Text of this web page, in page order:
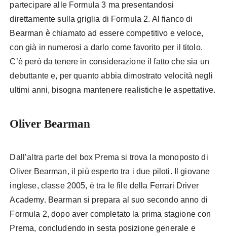
partecipare alle Formula 3 ma presentandosi
direttamente sulla griglia di Formula 2. Al fianco di
Bearman è chiamato ad essere competitivo e veloce,
con già in numerosi a darlo come favorito per il titolo.
C’è però da tenere in considerazione il fatto che sia un
debuttante e, per quanto abbia dimostrato velocità negli
ultimi anni, bisogna mantenere realistiche le aspettative.
Oliver Bearman
Dall’altra parte del box Prema si trova la monoposto di
Oliver Bearman, il più esperto tra i due piloti. Il giovane
inglese, classe 2005, è tra le file della Ferrari Driver
Academy. Bearman si prepara al suo secondo anno di
Formula 2, dopo aver completato la prima stagione con
Prema, concludendo in sesta posizione generale e